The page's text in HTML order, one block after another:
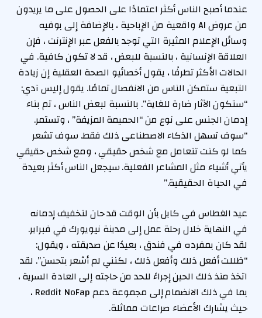
عندما أصبح الناس أكثر اعتمادًا على الحصول على ما يريدون
من عروض AI واقعية من الإباحية ، بالإضافة إلى بوفيه
وسائل الإعلام المثيرة التي توجد بالفعل عبر الإنترنت ، فإن
العلاقة الإنسانية ، بالنسبة للبعض ، قد لا تكون كافية. في
الحالات الأكثر تطرفًا ، يقول أخصائيو الصحة العقلية إن زيادة
التبعية ستمكن الناس من الانفصال تمامًا. يقول إليس آدي:
“ستكون الآثار ضارة للغاية”. بالنسبة لبعض الناس ، تم بناء
إدمان الجنس على نوع من “الحميمة المزيفة” ، وتستمر.
“سوف تسهل الذكاء الاصطناعى ذلك فقط. سوف تشعر
كما لو كنت تتعامل مع شخص حقيقي ، ومع شخص حقيقي
يأتي أشياء مثل المشاعر الفعلية. سيجعل الناس أكثر بعيدة
في الحياة الحقيقية.”
عيد الغطاس في كايل بأن الوقت قد حان لتخفيف إدمانه
في النهاية خلال رحلة عمل إلى مدينة نيويورك في فبراير.
لقد كان بمفرده في فندق ، بعيدًا عن صديقته ، ويقول:
“ظللت أفعل ذلك وأفعل ذلك ، لكنني لم أشعر بتحسن”. لقد
اتخذ منذ ذلك الحين إجراءً للحد من حاجته إلى العادة السرية ،
بما في ذلك الانضمام إلى مجموعة دعم Reddit NoFap ،
حيث يشارك الأعضاء صراعات مماثلة.